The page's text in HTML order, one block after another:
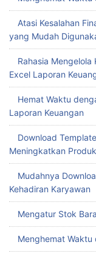
Atasi Kesalahan
yang Mudah
Rahasia
Excel Laporan
Hemat Waktu
Laporan Keuangan
Download
Meningkatkan
Mudahnya
Kehadiran Karyawan
Mengatur Stok
Menghemat Waktu